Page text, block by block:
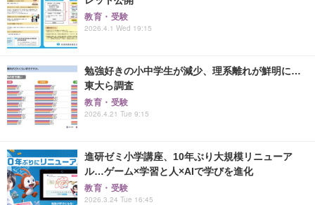
教育・受験
2026.4.1 Wed 19:15
勉強好きの小中学生が減少、理系離れが鮮明に…
東大ら調査
教育・受験
2026.4.21 Tue 9:15
進研ゼミ小学講座、10年ぶり大規模リニューア
ル…ゲーム×学習と人×AIで学びを進化
教育・受験
2026.3.24 Tue 16:45